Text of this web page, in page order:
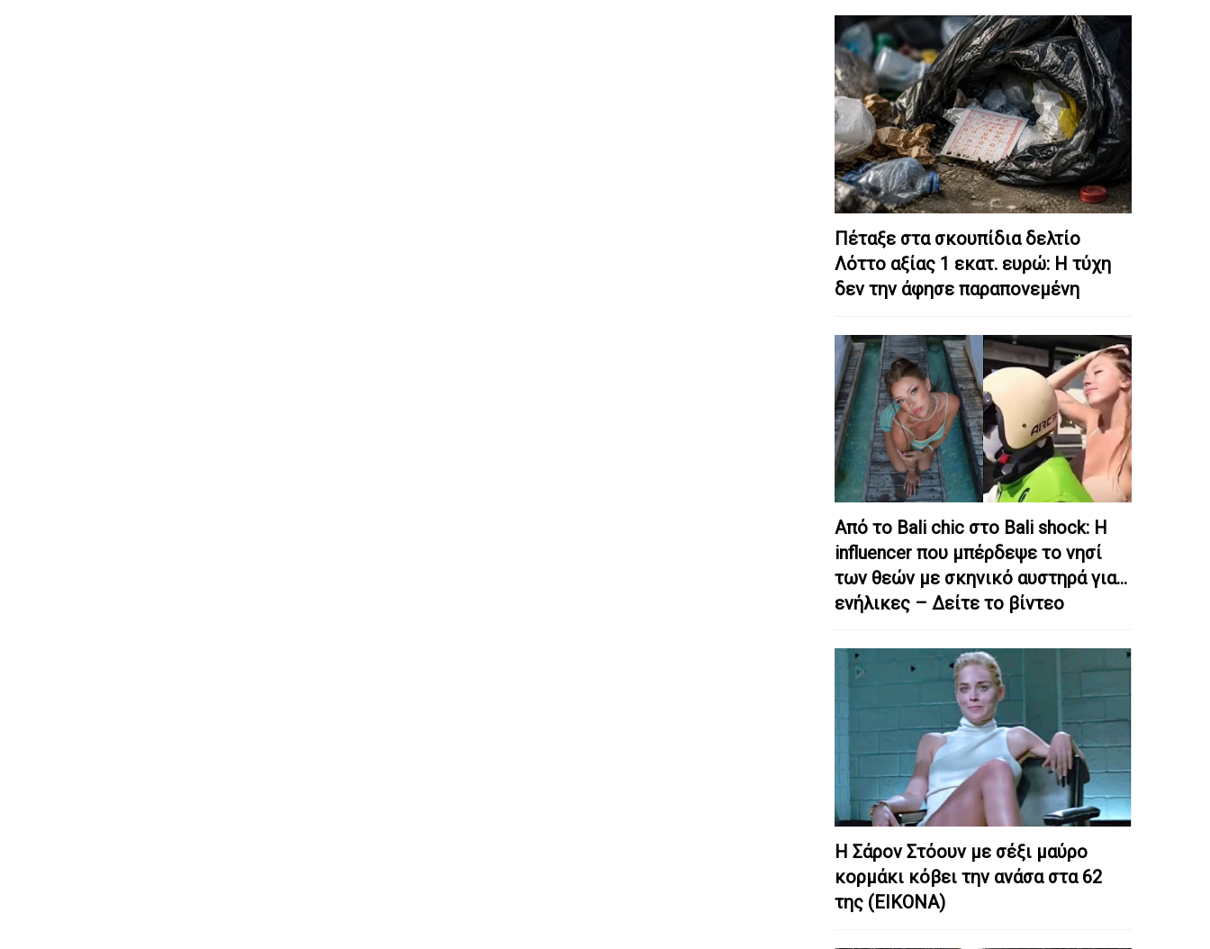
Πέταξε στα σκουπίδια δελτίο
Λόττο αξίας 1 εκατ. ευρώ: Η τύχη
δεν την άφησε παραπονεμένη
Από το Bali chic στο Bali shock: Η
influencer που μπέρδεψε το νησί
των θεών με σκηνικό αυστηρά για…
ενήλικες – Δείτε το βίντεο
Η Σάρον Στόουν με σέξι μαύρο
κορμάκι κόβει την ανάσα στα 62
της (ΕΙΚΟΝΑ)